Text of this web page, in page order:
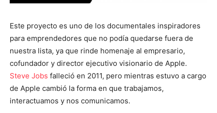
Este proyecto es uno de los documentales inspiradores
para emprendedores que no podía quedarse fuera de
nuestra lista, ya que rinde homenaje al empresario,
cofundador y director ejecutivo visionario de Apple.
Steve Jobs falleció en 2011, pero mientras estuvo a cargo
de Apple cambió la forma en que trabajamos,
interactuamos y nos comunicamos.